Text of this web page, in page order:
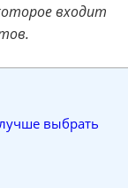
входит
выбрать